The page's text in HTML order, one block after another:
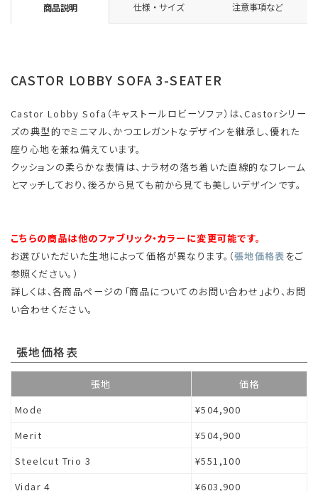
商品説明 仕様・サイズ 注意事項など
CASTOR LOBBY SOFA 3-SEATER
Castor Lobby Sofa（キャストールロビーソファ）は、Castorシリー
ズの典型的でミニマル、かつエレガントなデザインを継承し、優れた
座り心地を兼ね備えています。
クッションの柔らかな表情は、ナラ材の落ち着いた直線的なフレーム
とマッチしており、後ろから見ても前から見ても美しいデザインです。
こちらの商品は他のファブリック・カラーに変更可能です。
お選びいただいた生地によって価格が異なります。（張地価格表をご
参照ください。）
詳しくは、各商品ページの「商品についてのお問い合わせ」より、お問
い合わせください。
張地価格表
張地
価格
Mode
¥504,900
Merit
¥504,900
Steelcut Trio 3
¥551,100
Vidar 4
¥603,900